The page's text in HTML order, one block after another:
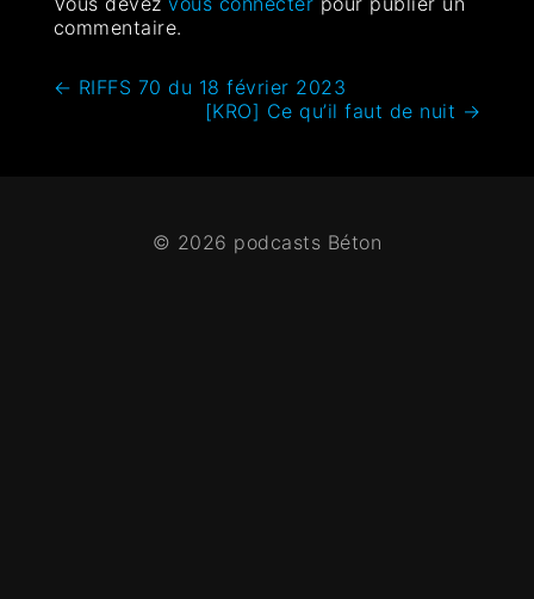
commentaire.
← RIFFS 70 du 18 février 2023
[KRO] Ce qu’il faut de nuit →
© 2026 podcasts Béton